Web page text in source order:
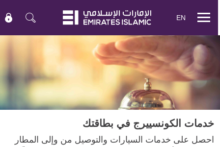
Mobile
EN
خدمات الكونسييرج في بطاقتك
احصل على خدمات السيارات والتوصيل من وإلى المطار